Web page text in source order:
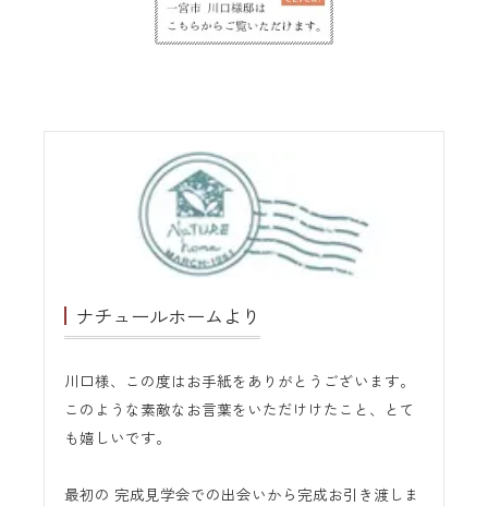
ナチュールホームより
川口様、この度はお手紙をありがとうございます。
このような素敵なお言葉をいただけけたこと、とて
も嬉しいです。
最初の 完成見学会での出会いから完成お引き渡しま